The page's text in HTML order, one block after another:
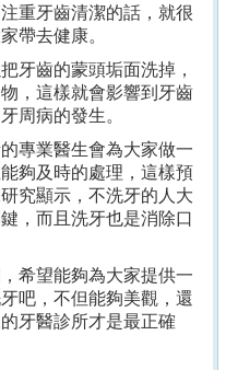
重牙齒清潔的話，就很
帶去健康。
牙齒的蒙頭垢面洗掉，
，這樣就會影響到牙齒
周病的發生。
專業醫生會為大家做一
夠及時的處理，這樣預
究顯示，不洗牙的人大
，而且洗牙也是消除口
希望能夠為大家提供一
吧，不但能夠美觀，還
牙醫診所才是最正確